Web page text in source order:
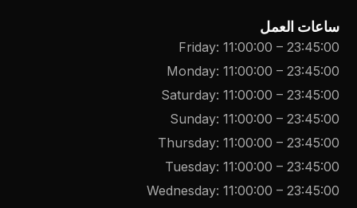
ساعات العمل
Friday: 11:00:00 – 23:45:00
Monday: 11:00:00 – 23:45:00
Saturday: 11:00:00 – 23:45:00
Sunday: 11:00:00 – 23:45:00
Thursday: 11:00:00 – 23:45:00
Tuesday: 11:00:00 – 23:45:00
Wednesday: 11:00:00 – 23:45:00